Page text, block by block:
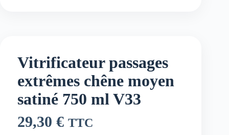
Vitrificateur passages
extrêmes chêne moyen
satiné 750 ml V33
29,30 € TTC